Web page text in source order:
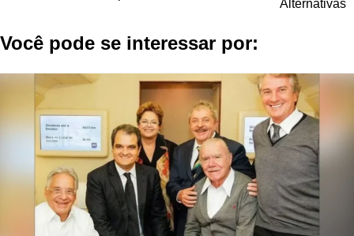
Alternativas
Você pode se interessar por: